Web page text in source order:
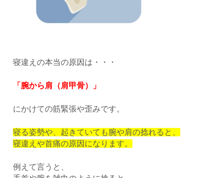
寝違えの本当の原因は・・・
「腕から肩（肩甲骨）」
にかけての筋緊張や歪みです。
寝る姿勢や、起きていても腕や肩の捻れると、
寝違えや首痛の原因になります。
例えて言うと、